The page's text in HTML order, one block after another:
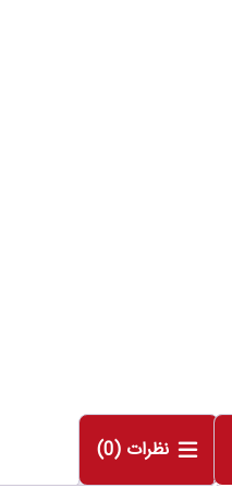
نظرات (0)